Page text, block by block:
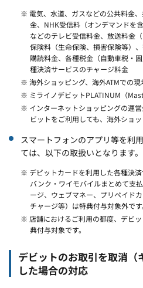
※ 電気、水道、ガスなどの公共料金
金、NHK受信料（オンデマンドを
などのテレビ受信料金、放送料金
保険料（生命保険、損害保険等）
購読料金、各種税金（自動車税・
種決済サービスのチャージ料金
※ 海外ショッピング、海外ATMでの
※ ミライノデビットPLATINUM（
※ インターネットショッピングの運
ビットをご利用しても、海外ショ
スマートフォンのアプリ等を利
ては、以下の取扱いとなります。
※ デビットカードを利用した各種決
バンク・ワイモバイルまとめて支
ージ、ウェブマネー、プリペイド
チャージ等）は特典付与対象外です
※ 店舗におけるご利用の都度、デビ
典付与対象です。
デビットのお取引を取消（
した場合の対応